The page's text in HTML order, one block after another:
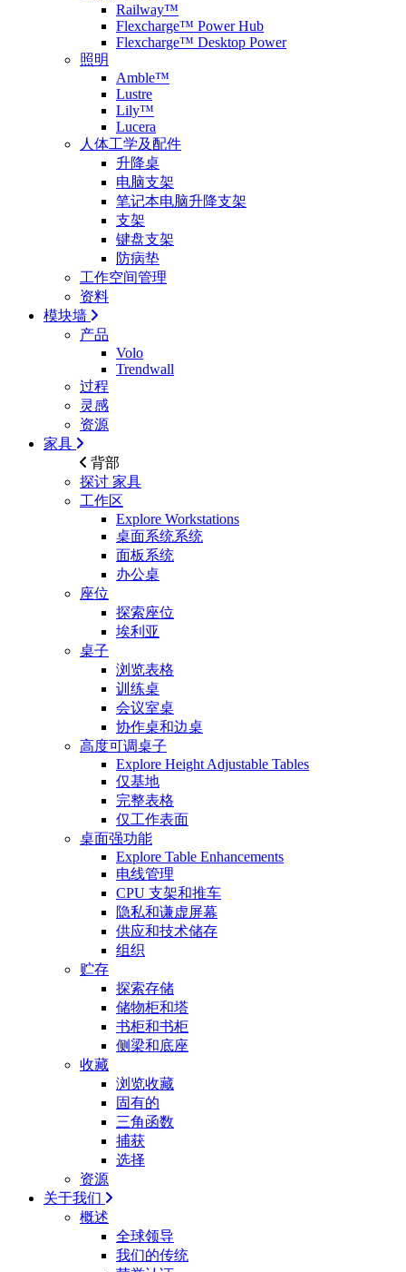
Railway™
Flexcharge™ Power Hub
Flexcharge™ Desktop Power
照明
Amble™
Lustre
Lily™
Lucera
人体工学及配件
升降桌
电脑支架
笔记本电脑升降支架
支架
键盘支架
防病垫
工作空间管理
资料
模块墙
产品
Volo
Trendwall
过程
灵感
资源
家具
背部
探讨 家具
工作区
Explore Workstations
桌面系统系统
面板系统
办公桌
座位
探索座位
埃利亚
桌子
浏览表格
训练桌
会议室桌
协作桌和边桌
高度可调桌子
Explore Height Adjustable Tables
仅基地
完整表格
仅工作表面
桌面强功能
Explore Table Enhancements
电线管理
CPU 支架和推车
隐私和谦虚屏幕
供应和技术储存
组织
贮存
探索存储
储物柜和塔
书柜和书柜
侧梁和底座
收藏
浏览收藏
固有的
三角函数
捕获
选择
资源
关于我们
概述
全球领导
我们的传统